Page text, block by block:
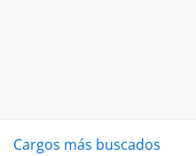
Cargos más buscados